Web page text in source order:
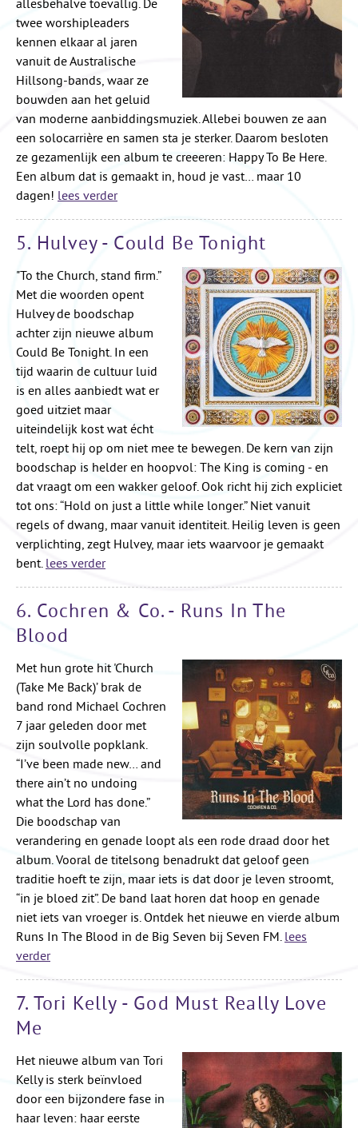
allesbehalve toevallig. De
twee worshipleaders
kennen elkaar al jaren
vanuit de Australische
Hillsong-bands, waar ze
bouwden aan het geluid
van moderne aanbiddingsmuziek. Allebei bouwen ze aan
een solocarrière en samen sta je sterker. Daarom besloten
ze gezamenlijk een album te creeeren: Happy To Be Here.
Een album dat is gemaakt in, houd je vast… maar 10
dagen! lees verder
5. Hulvey - Could Be Tonight
"To the Church, stand firm.”
Met die woorden opent
Hulvey de boodschap
achter zijn nieuwe album
Could Be Tonight. In een
tijd waarin de cultuur luid
is en alles aanbiedt wat er
goed uitziet maar
uiteindelijk kost wat écht
telt, roept hij op om niet mee te bewegen. De kern van zijn
boodschap is helder en hoopvol: The King is coming - en
dat vraagt om een wakker geloof. Ook richt hij zich expliciet
tot ons: “Hold on just a little while longer.” Niet vanuit
regels of dwang, maar vanuit identiteit. Heilig leven is geen
verplichting, zegt Hulvey, maar iets waarvoor je gemaakt
bent. lees verder
6. Cochren & Co. - Runs In The
Blood
Met hun grote hit 'Church
(Take Me Back)’ brak de
band rond Michael Cochren
7 jaar geleden door met
zijn soulvolle popklank.
“I’ve been made new… and
there ain’t no undoing
what the Lord has done.”
Die boodschap van
verandering en genade loopt als een rode draad door het
album. Vooral de titelsong benadrukt dat geloof geen
traditie hoeft te zijn, maar iets is dat door je leven stroomt,
“in je bloed zit”. De band laat horen dat hoop en genade
niet iets van vroeger is. Ontdek het nieuwe en vierde album
Runs In The Blood in de Big Seven bij Seven FM. lees
verder
7. Tori Kelly - God Must Really Love
Me
Het nieuwe album van Tori
Kelly is sterk beïnvloed
door een bijzondere fase in
haar leven: haar eerste